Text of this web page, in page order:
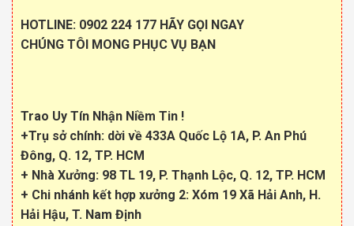
HOTLINE: 0902 224 177 HÃY GỌI NGAY
CHÚNG TÔI MONG PHỤC VỤ BẠN
Trao Uy Tín Nhận Niềm Tin !
+Trụ sở chính: dời về 433A Quốc Lộ 1A, P. An Phú
Đông, Q. 12, TP. HCM
+ Nhà Xưởng: 98 TL 19, P. Thạnh Lộc, Q. 12, TP. HCM
+ Chi nhánh kết hợp xưởng 2: Xóm 19 Xã Hải Anh, H.
Hải Hậu, T. Nam Định